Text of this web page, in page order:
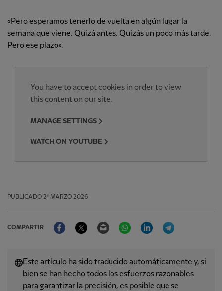
«Pero esperamos tenerlo de vuelta en algún lugar la
semana que viene. Quizá antes. Quizás un poco más tarde.
Pero ese plazo».
You have to accept cookies in order to view
this content on our site.
MANAGE SETTINGS
WATCH ON YOUTUBE
PUBLICADO 2º MARZO 2026
COMPARTIR
FacebookTwitter Email WhatsAppLinkedIn
Este artículo ha sido traducido automáticamente y, si
bien se han hecho todos los esfuerzos razonables
para garantizar la precisión, es posible que se